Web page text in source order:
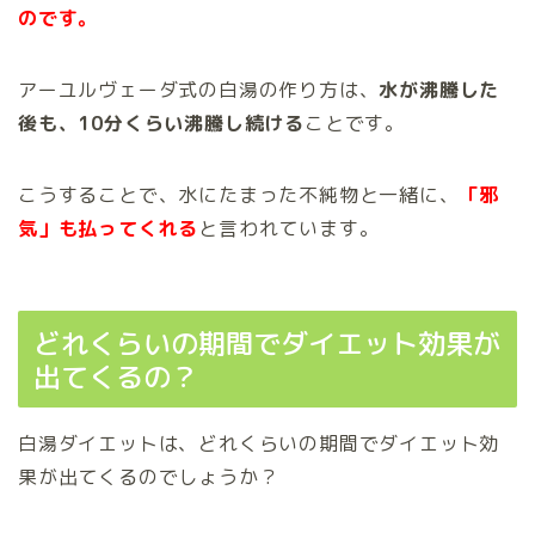
のです。
アーユルヴェーダ式の白湯の作り方は、水が沸騰した
後も、10分くらい沸騰し続けることです。
こうすることで、水にたまった不純物と一緒に、
「邪
気」も払ってくれると言われています。
どれくらいの期間でダイエット効果が
出てくるの？
白湯ダイエットは、どれくらいの期間でダイエット効
果が出てくるのでしょうか？